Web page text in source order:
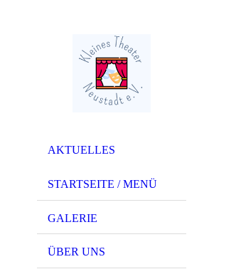
AKTUELLES
STARTSEITE / MENÜ
GALERIE
ÜBER UNS